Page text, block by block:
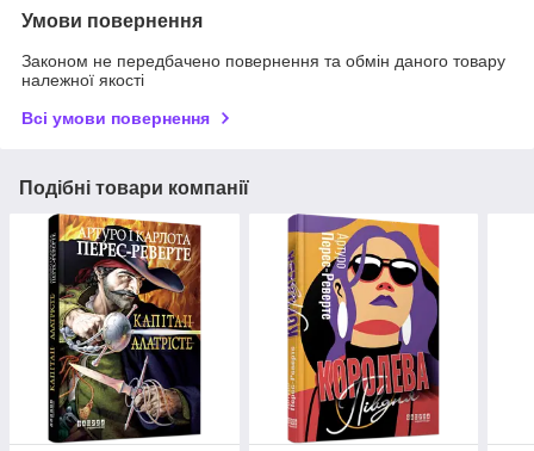
Умови повернення
Законом не передбачено повернення та обмін даного товару
належної якості
Всі умови повернення
Подібні товари компанії